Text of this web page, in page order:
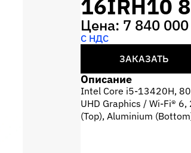
16IRH10
Цена: 7 840
С НДС
ЗАКАЗАТЬ
Описание
Intel Core i5-13420H,
UHD Graphics / Wi-Fi®
(Top), Aluminium